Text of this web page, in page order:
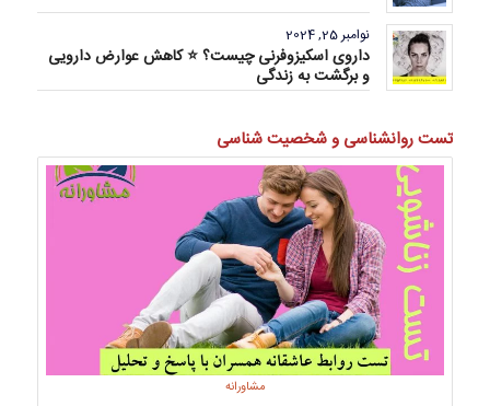
نوامبر 25, 2024
داروی اسکیزوفرنی چیست؟ ⭐ کاهش عوارض دارویی
و برگشت به زندگی
تست روانشناسی و شخصیت شناسی
مشاورانه